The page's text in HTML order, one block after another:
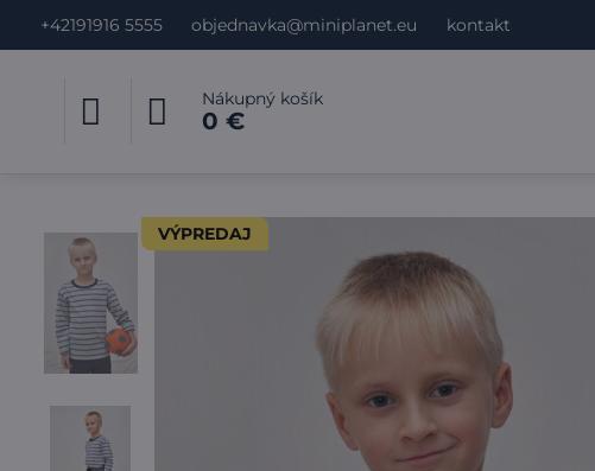
+42191916 5555 objednavka@miniplanet.eu kontakt
Nákupný košík
0 €
VÝPREDAJ